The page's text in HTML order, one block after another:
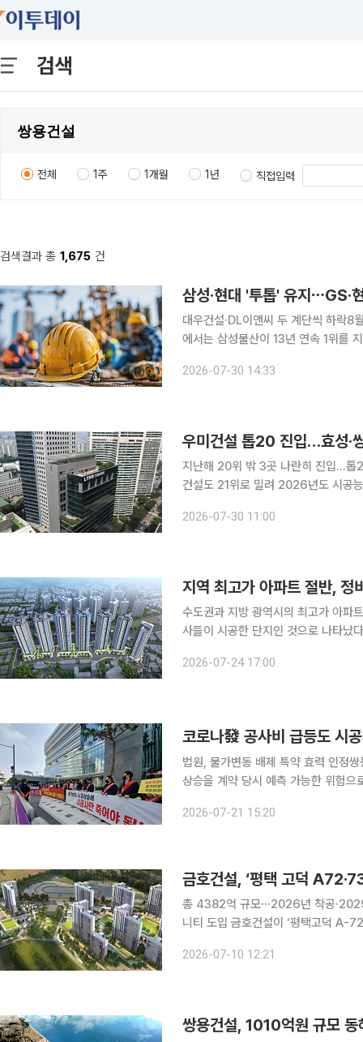
검색
전체 1주 1개월 1년 직접입력
검색결과 총 1,675 건
대우건설·DL이앤씨 두 계단씩 하락8월부터 입찰자
에서는 삼성물산이 13년 연속 1위를
편됐다. 반면 대우건설과 DL이앤씨
2026-07-30 14:33
우미건설 톱20 진입…효성·
지난해 20위 밖 3곳 나란히 진입…톱
건설도 21위로 밀려 2026년도 시공능력평가에서 10위권 밖 중견 건설사들의 순위가 크게 뒤바뀌
2026-07-30 11:00
지역 최고가 아파트 절반, 정
수도권과 지방 광역시의 최고가 아파
사들이 시공한 단지인 것으로 나타났
아실 자료를 토대로 수도권과 부산·대
2026-07-24 17:00
코로나發 공사비 급등도 시
법원, 물가변동 배제 특약 효력 인정쌍용건설 추가 공
상승을 계약 당시 예측 가능한 위험으
따르면 서울중앙지법 민사합의27부
2026-07-21 15:20
금호건설, ‘평택 고덕
총 4382억 규모⋯2026년 착공·2029
니티 도입 금호건설이 ‘평택고덕 A-72블록·A-73블록 민간참여 공공주택 건설사업’의 우선협상대
2026-07-10 12:21
쌍용건설, 1010억원 규모 동